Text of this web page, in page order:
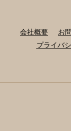
会社概要 お
プライバ